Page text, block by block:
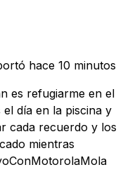
hace 10 minutos
es refugiarme en el
día en la piscina y
cada recuerdo y los
mientras